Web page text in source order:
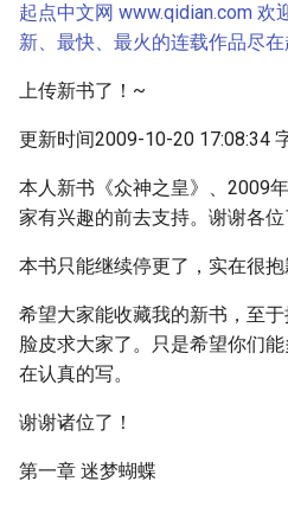
起点中文网 www.qidian.com 欢
新、最快、最火的连载作品尽在
上传新书了！~
更新时间2009-10-20 17:08:34
本人新书《众神之皇》、2009
家有兴趣的前去支持。谢谢各位
本书只能继续停更了，实在很抱
希望大家能收藏我的新书，至
脸皮求大家了。只是希望你们
在认真的写。
谢谢诸位了！
第一章 迷梦蝴蝶